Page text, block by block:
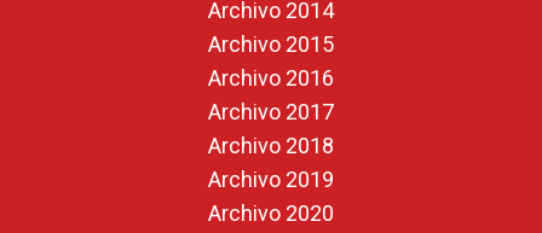
Archivo 2014
Archivo 2015
Archivo 2016
Archivo 2017
Archivo 2018
Archivo 2019
Archivo 2020